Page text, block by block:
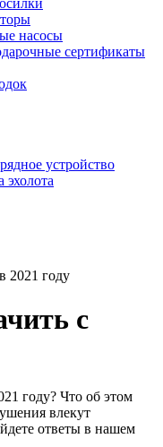
насосы
сертификаты
устройство
эхолота
2021 году
с
году? Что об этом
влекут
ответы в нашем